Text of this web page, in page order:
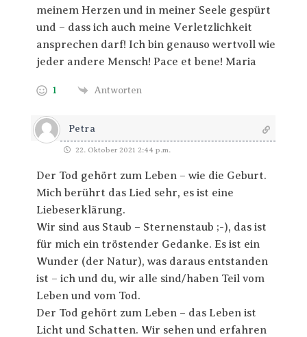
meinem Herzen und in meiner Seele gespürt
und – dass ich auch meine Verletzlichkeit
ansprechen darf! Ich bin genauso wertvoll wie
jeder andere Mensch! Pace et bene! Maria
1 Antworten
Petra
22. Oktober 2021 2:44 p.m.
Der Tod gehört zum Leben – wie die Geburt.
Mich berührt das Lied sehr, es ist eine
Liebeserklärung.
Wir sind aus Staub – Sternenstaub ;-), das ist
für mich ein tröstender Gedanke. Es ist ein
Wunder (der Natur), was daraus entstanden
ist – ich und du, wir alle sind/haben Teil vom
Leben und vom Tod.
Der Tod gehört zum Leben – das Leben ist
Licht und Schatten. Wir sehen und erfahren